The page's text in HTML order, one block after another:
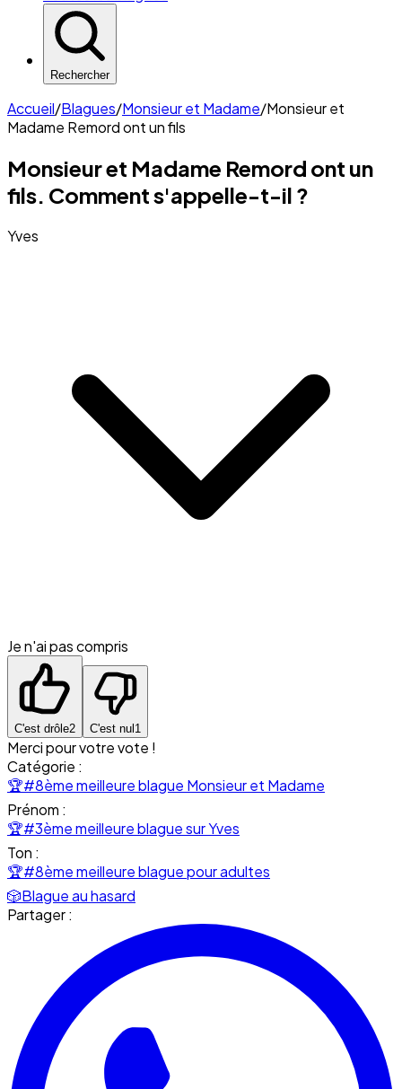
Rechercher
Accueil/Blagues/Monsieur et Madame/Monsieur et
Madame Remord ont un fils
Monsieur et Madame Remord ont un
fils. Comment s'appelle-t-il ?
Yves
Je n'ai pas compris
C'est drôle2 C'est nul 1
Merci pour votre vote !
Catégorie :
🏆#8ème meilleure blague Monsieur et Madame
Prénom :
🏆#3ème meilleure blague sur Yves
Ton :
🏆#8ème meilleure blague pour adultes
🎲Blague au hasard
Partager :